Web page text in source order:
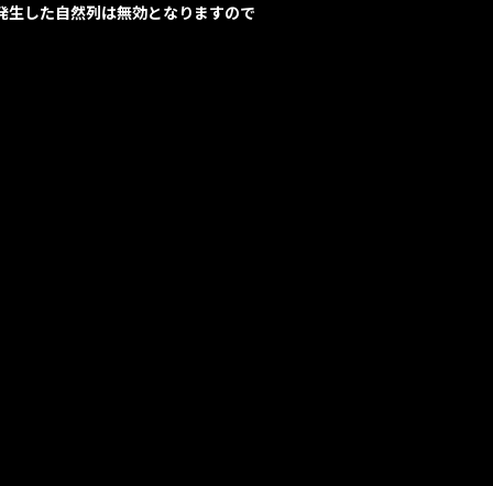
した自然列は無効となりますので